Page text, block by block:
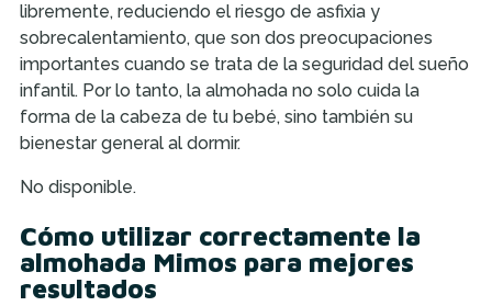
libremente, reduciendo el riesgo de asfixia y
sobrecalentamiento, que son dos preocupaciones
importantes cuando se trata de la seguridad del sueño
infantil. Por lo tanto, la almohada no solo cuida la
forma de la cabeza de tu bebé, sino también su
bienestar general al dormir.
No disponible.
Cómo utilizar correctamente la
almohada Mimos para mejores
resultados